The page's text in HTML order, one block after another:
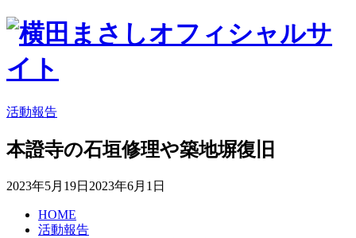
活動報告
本證寺の石垣修理や築地塀復旧
2023年5月19日 2023年6月1日
HOME
活動報告